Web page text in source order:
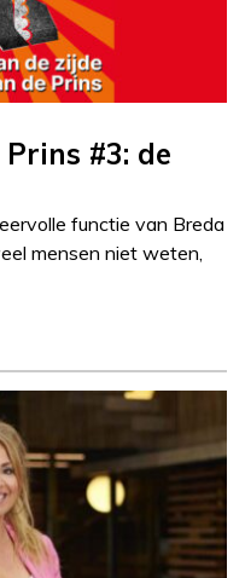
#3: de
functie van Breda
mensen niet weten,